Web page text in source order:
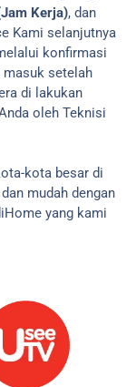
Kerja), dan
Kami selanjutnya
konfirmasi
setelah
di lakukan
oleh Teknisi
kota besar di
mudah dengan
yang kami